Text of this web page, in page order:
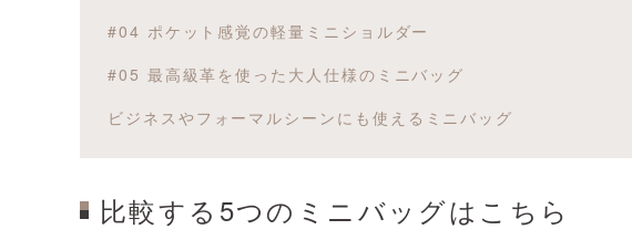
#04 ポケット感覚の軽量ミニショルダー
#05 最高級革を使った大人仕様のミニバッグ
ビジネスやフォーマルシーンにも使えるミニバッグ
比較する5つのミニバッグはこちら